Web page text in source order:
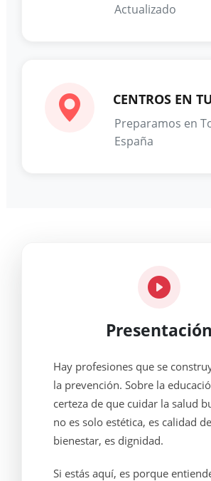
Actualizado
CENTROS EN
Preparamos en
España
Presentación
Hay profesiones que se
la prevención. Sobre la
certeza de que cuidar la salud
no es solo estética, es calidad
bienestar, es dignidad.
Si estás aquí, es porque